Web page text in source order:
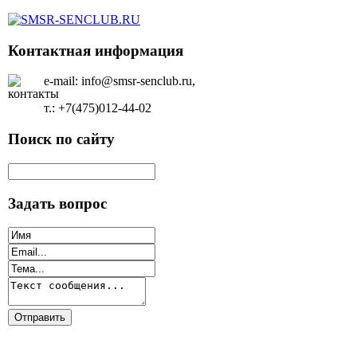
Контактная информация
e-mail: info@smsr-senclub.ru,
т.: +7(475)012-44-02
Поиск по сайту
Задать вопрос